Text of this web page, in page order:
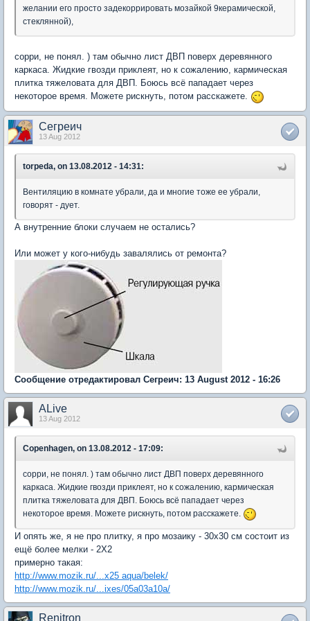
желании его просто задекоррировать мозайкой 9керамической,
стеклянной),
сорри, не понял. ) там обычно лист ДВП поверх деревянного
каркаса. Жидкие гвозди приклеят, но к сожалению, кармическая
плитка тяжеловата для ДВП. Боюсь всё пападает через
некоторое время. Можете рискнуть, потом расскажете.
Сегреич
13 Aug 2012
torpeda, on 13.08.2012 - 14:31:
Вентиляцию в комнате убрали, да и многие тоже ее убрали,
говорят - дует.
А внутренние блоки случаем не остались?
Или может у кого-нибудь завалялись от ремонта?
Сообщение отредактировал Сегреич: 13 August 2012 - 16:26
ALive
13 Aug 2012
Copenhagen, on 13.08.2012 - 17:09:
сорри, не понял. ) там обычно лист ДВП поверх деревянного
каркаса. Жидкие гвозди приклеят, но к сожалению, кармическая
плитка тяжеловата для ДВП. Боюсь всё пападает через
некоторое время. Можете рискнуть, потом расскажете.
И опять же, я не про плитку, я про мозаику - 30х30 см состоит из
ещё более мелки - 2Х2
примерно такая:
http://www.mozik.ru/...x25 aqua/belek/
http://www.mozik.ru/...ixes/05a03a10a/
Renitron